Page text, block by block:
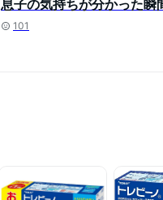
息子の気持ちが分かった瞬
101